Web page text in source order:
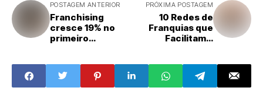
POSTAGEM ANTERIOR
Franchising
cresce 19% no
primeiro
PRÓXIMA POSTAGEM
10 Redes de
Franquias que
Facilitam a
Parcelamento da
Taxa